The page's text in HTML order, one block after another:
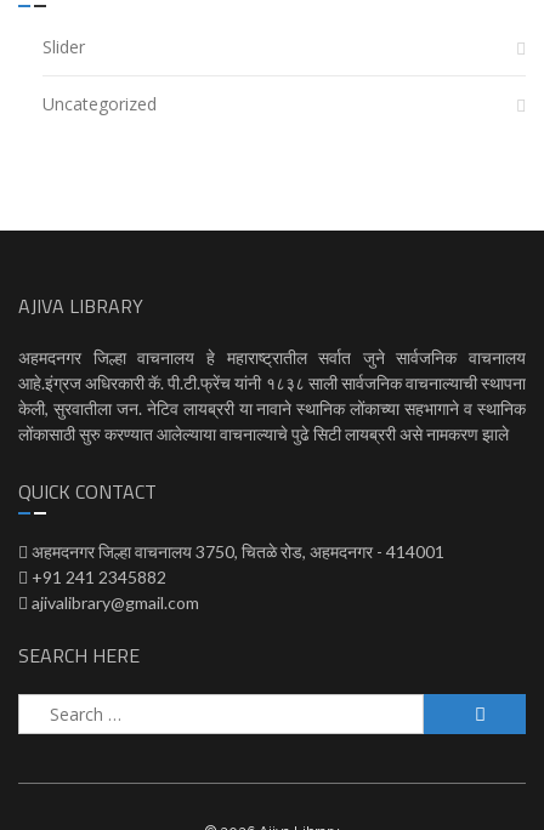
Slider
Uncategorized
AJIVA LIBRARY
अहमदनगर जिल्हा वाचनालय हे महाराष्ट्रातील सर्वात जुने सार्वजनिक वाचनालय
आहे.इंग्रज अधिरकारी कॅ. पी.टी.फ्रेंच यांनी १८३८ साली सार्वजनिक वाचनाल्याची स्थापना
केली, सुरवातीला जन. नेटिव लायब्ररी या नावाने स्थानिक लोंकाच्या सहभागाने व स्थानिक
लोंकासाठी सुरु करण्यात आलेल्याया वाचनाल्याचे पुढे सिटी लायब्ररी असे नामकरण झाले
QUICK CONTACT
अहमदनगर जिल्हा वाचनालय 3750, चितळे रोड, अहमदनगर - 414001
+91 241 2345882
ajivalibrary@gmail.com
SEARCH HERE
Search